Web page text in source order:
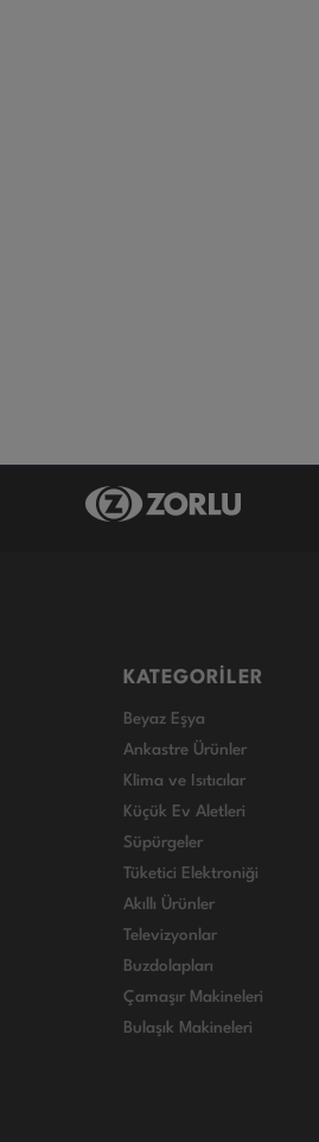
KATEGORİLER
Beyaz Eşya
Ankastre Ürünler
Klima ve Isıtıcılar
Küçük Ev Aletleri
Süpürgeler
Tüketici Elektroniği
Akıllı Ürünler
Televizyonlar
Buzdolapları
Çamaşır Makineleri
Bulaşık Makineleri